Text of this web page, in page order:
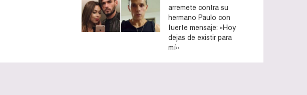
arremete contra su
hermano Paulo con
fuerte mensaje: «Hoy
dejas de existir para
mí»